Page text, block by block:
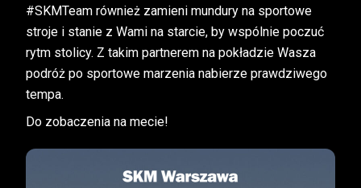
#SKMTeam również zamieni mundury na sportowe
stroje i stanie z Wami na starcie, by wspólnie poczuć
rytm stolicy. Z takim partnerem na pokładzie Wasza
podróż po sportowe marzenia nabierze prawdziwego
tempa.
Do zobaczenia na mecie!